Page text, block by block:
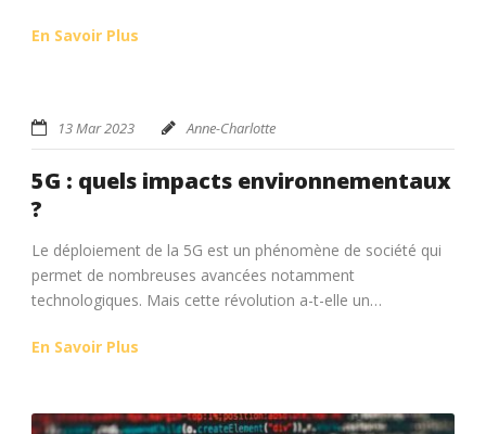
En Savoir Plus
13 Mar 2023 Anne-Charlotte
5G : quels impacts environnementaux
?
Le déploiement de la 5G est un phénomène de société qui
permet de nombreuses avancées notamment
technologiques. Mais cette révolution a-t-elle un…
En Savoir Plus